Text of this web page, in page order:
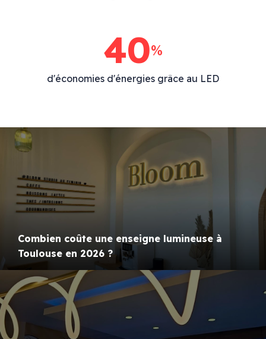
40%
d'économies d'énergies grâce au LED
Combien coûte une enseigne lumineuse à
Toulouse en 2026 ?